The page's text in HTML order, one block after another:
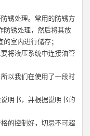
锈处理。常用的防锈方
防锈处理，然后将其放
室内进行储存；
将液压系统中连接油管
以我们在使用了一段时
明书，并根据说明书的
的控制好，切忌不可超